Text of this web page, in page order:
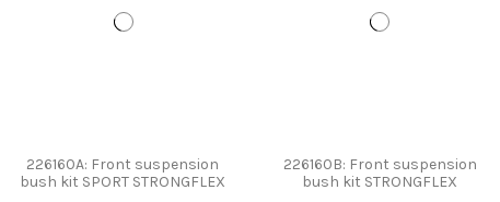
226160A: Front suspension
bush kit SPORT STRONGFLEX
226160B: Front suspension
bush kit STRONGFLEX